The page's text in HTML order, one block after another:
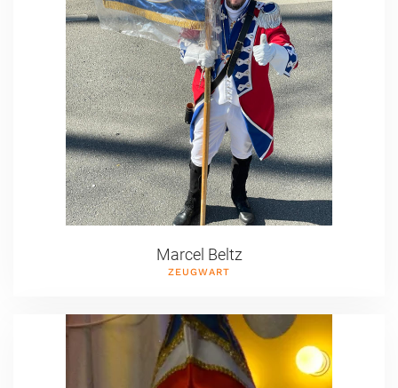
Marcel Beltz
ZEUGWART